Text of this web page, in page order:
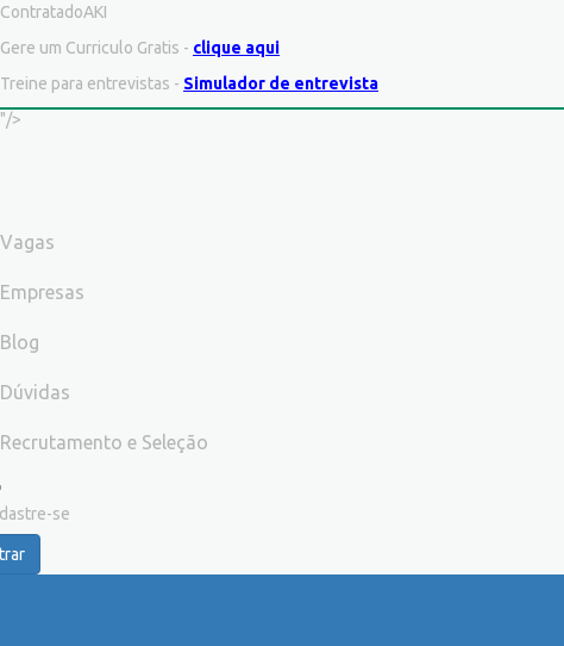
ContratadoAKI
Gere um Curriculo Gratis - clique aqui
Treine para entrevistas - Simulador de entrevista
"/>
Vagas
Empresas
Blog
Dúvidas
Recrutamento e Seleção
se